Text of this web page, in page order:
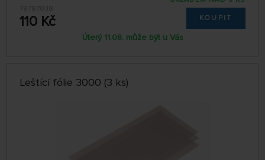
79787038
110 Kč KOUPIT
Úterý 11.08. může být u Vás
Leštící fólie 3000 (3 ks)